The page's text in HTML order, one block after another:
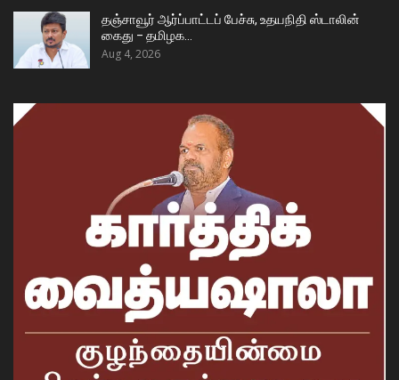
தஞ்சாவூர் ஆர்ப்பாட்டப் பேச்சு, உதயநிதி ஸ்டாலின்
கைது – தமிழக…
Aug 4, 2026